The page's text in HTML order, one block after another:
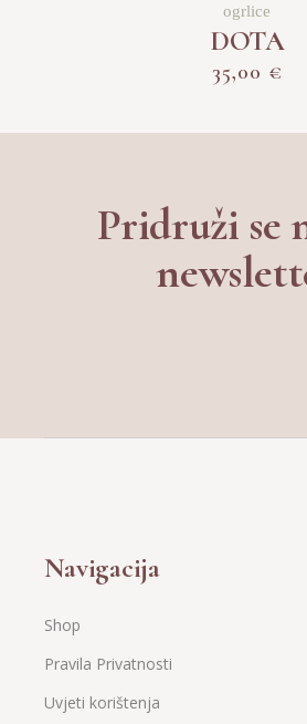
ogrlice
DOTA
35,00 €
Navigacija
Shop
Pravila Privatnosti
Uvjeti korištenja